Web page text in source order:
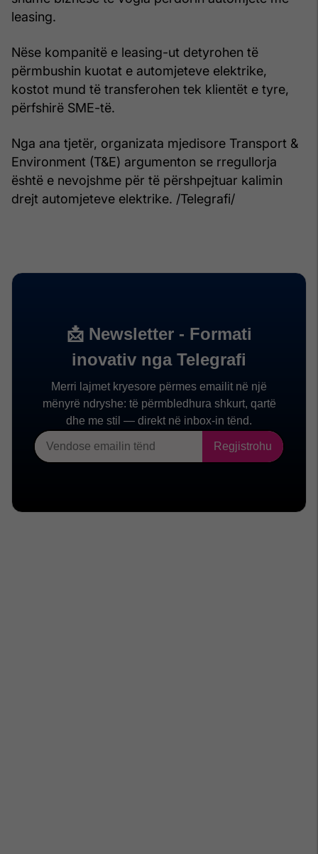
leasing.
Nëse kompanitë e leasing-ut detyrohen të
përmbushin kuotat e automjeteve elektrike,
kostot mund të transferohen tek klientët e tyre,
përfshirë SME-të.
Nga ana tjetër, organizata mjedisore Transport &
Environment (T&E) argumenton se rregullorja
është e nevojshme për të përshpejtuar kalimin
drejt automjeteve elektrike. /Telegrafi/